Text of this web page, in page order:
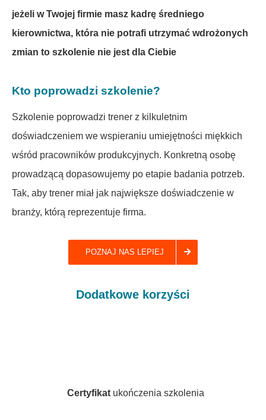
jeżeli w Twojej firmie masz kadrę średniego
kierownictwa, która nie potrafi utrzymać wdrożonych
zmian to szkolenie nie jest dla Ciebie
Kto poprowadzi szkolenie?
Szkolenie poprowadzi trener z kilkuletnim
doświadczeniem we wspieraniu umiejętności miękkich
wśród pracowników produkcyjnych. Konkretną osobę
prowadzącą dopasowujemy po etapie badania potrzeb.
Tak, aby trener miał jak największe doświadczenie w
branży, którą reprezentuje firma.
POZNAJ NAS LEPIEJ
Dodatkowe korzyści
Certyfikatukończenia szkolenia